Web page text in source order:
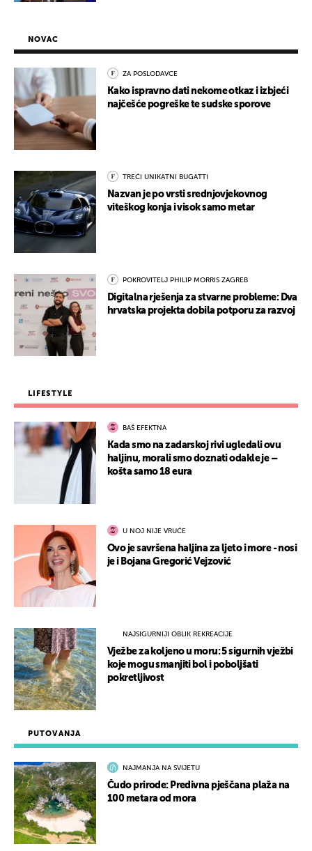
PUTOVANJA
NAJMANJA NA SVIJETU
Čudo prirode: Predivna pješčana plaža na
100 metara od mora
NOVAC
ZA POSLODAVCE
Kako ispravno dati nekome otkaz i izbjeći
najčešće pogreške te sudske sporove
TREĆI UNIKATNI BUGATTI
Nazvan je po vrsti srednjovjekovnog
viteškog konja i visok samo metar
POKROVITELJ PHILIP MORRIS ZAGREB
Digitalna rješenja za stvarne probleme: Dva
hrvatska projekta dobila potporu za razvoj
LIFESTYLE
BAŠ EFEKTNA
Kada smo na zadarskoj rivi ugledali ovu
haljinu, morali smo doznati odakle je –
košta samo 18 eura
U NOJ NIJE VRUĆE
Ovo je savršena haljina za ljeto i more - nosi
je i Bojana Gregorić Vejzović
NAJSIGURNIJI OBLIK REKREACIJE
Vježbe za koljeno u moru: 5 sigurnih vježbi
koje mogu smanjiti bol i poboljšati
pokretljivost